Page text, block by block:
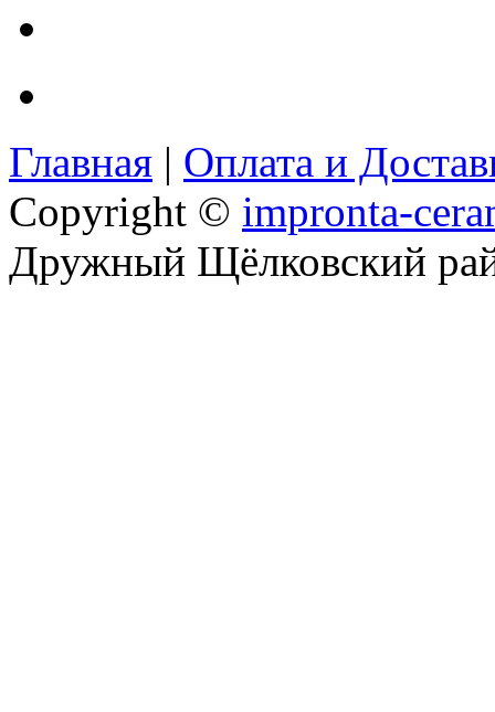
Главная | Оплата и
Copyright © impronta-
Дружный Щёлковский